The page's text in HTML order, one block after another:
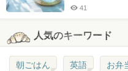
41
人気のキーワード
朝ごはん 英語 お弁